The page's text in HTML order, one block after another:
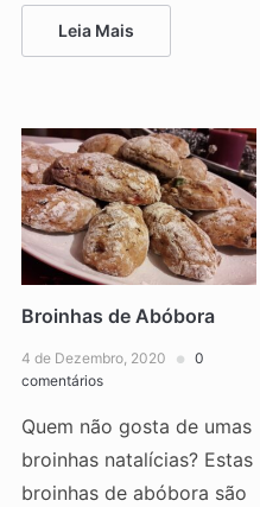
Leia Mais
Broinhas de Abóbora
4 de Dezembro, 2020
0
comentários
Quem não gosta de umas
broinhas natalícias? Estas
broinhas de abóbora são